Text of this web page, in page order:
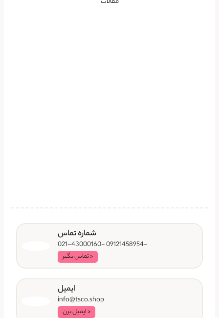
شماره تماس
-09121458954 -021-43000160
< تماس بگیر
ایمیل
info@tsco.shop
< ایمیل بزن